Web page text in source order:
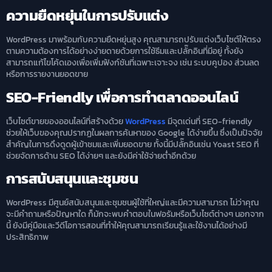
ความยืดหยุ่นในการปรับแต่ง
WordPress มาพร้อมกับความยืดหยุ่นสูง คุณสามารถปรับแต่งเว็บไซต์ให้ตรง
ตามความต้องการได้อย่างง่ายดายด้วยการใช้ธีมและปลั๊กอินที่มีอยู่ ทั้งยัง
สามารถแก้ไขโค้ดเองเพื่อเพิ่มฟังก์ชันที่เฉพาะเจาะจง เช่น ระบบคูปอง ส่วนลด
หรือการรายงานยอดขาย
SEO-Friendly เพื่อการทำตลาดออนไลน์
เว็บไซต์ขายของออนไลน์ที่สร้างด้วยWordPress มีจุดเด่นที่ SEO-friendly
ช่วยให้เว็บของคุณปรากฏในผลการค้นหาของ Google ได้ง่ายขึ้น ซึ่งเป็นปัจจัย
สำคัญในการดึงดูดผู้เข้าชมและเพิ่มยอดขาย ทั้งนี้มีปลั๊กอินเช่น Yoast SEO ที่
ช่วยจัดการด้าน SEO ได้ง่ายๆ และยังมีค่าใช้จ่ายต่ำอีกด้วย
การสนับสนุนและชุมชน
WordPress มีศูนย์สนับสนุนและชุมชนผู้ใช้ที่ใหญ่และมีความสามารถ ไม่ว่าคุณ
จะมีคำถามหรือปัญหาใด ก็มักจะพบคำตอบในฟอรัมหรือเว็บไซต์ต่างๆ นอกจาก
นี้ ยังมีคู่มือและวีดีโอการสอนที่ทำให้คุณสามารถเรียนรู้และใช้งานได้อย่างมี
ประสิทธิภาพ